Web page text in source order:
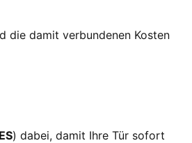
die damit verbundenen Kosten
) dabei, damit Ihre Tür sofort